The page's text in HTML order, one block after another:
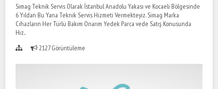
Simag Teknik Servis Olarak İstanbul Anadolu Yakası ve Kocaeli Bölgesinde
6 Yıldan Bu Yana Teknik Servis Hizmeti Vermekteyiz. Simag Marka
Cihazların Her Türlü Bakım Onarım Yedek Parca vede Satış Konusunda
Hiz..
2127 Görüntüleme